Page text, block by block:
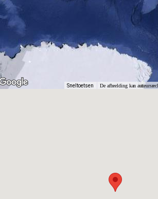
Sneltoetsen De afbeelding kan